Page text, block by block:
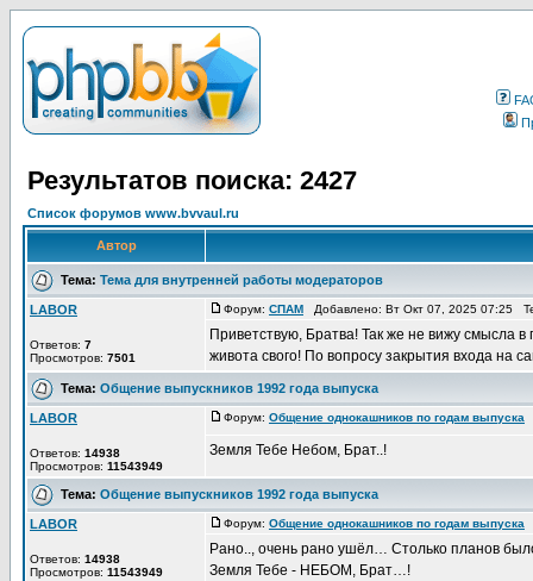
Результатов поиска: 2427
Список форумов www.bvvaul.ru
Автор
Тема: Тема для внутренней работы модераторов
LABOR
Ответов: 7
Просмотров: 7501
Форум: СПАМ Добавлено: Вт Окт 07, 2025 07:25
Приветствую, Братва! Так же не вижу смысла
живота свого! По вопросу закрытия входа на
Тема: Общение выпускников 1992 года выпуска
LABOR
Ответов: 14938
Просмотров: 11543949
Форум: Общение однокашников по годам выпуска
Земля Тебе Небом, Брат..!
Тема: Общение выпускников 1992 года выпуска
LABOR
Ответов: 14938
Просмотров: 11543949
Форум: Общение однокашников по годам выпуска
Рано.., очень рано ушёл… Столько планов
Земля Тебе - НЕБОМ, Брат…!